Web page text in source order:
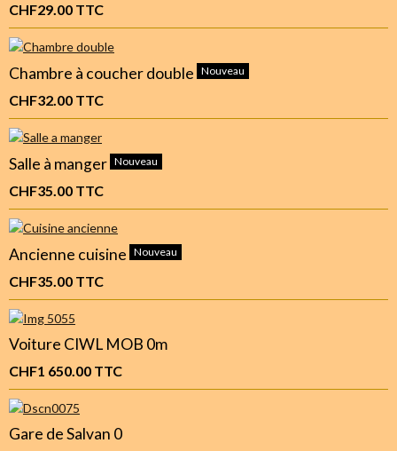
CHF29.00 TTC
Chambre à coucher double Nouveau
CHF32.00 TTC
Salle à manger Nouveau
CHF35.00 TTC
Ancienne cuisine Nouveau
CHF35.00 TTC
Voiture CIWL MOB 0m
CHF1 650.00 TTC
Gare de Salvan 0